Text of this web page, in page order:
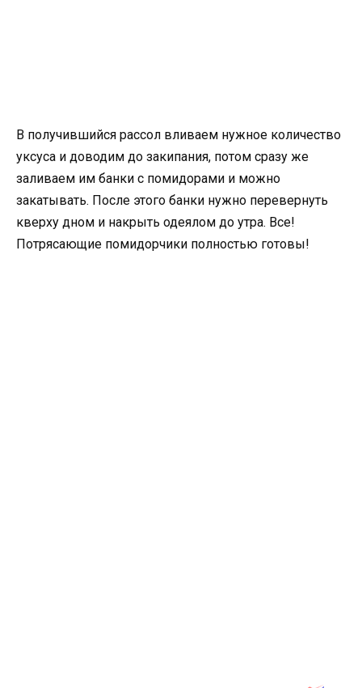
В получившийся рассол вливаем нужное количество
уксуса и доводим до закипания, потом сразу же
заливаем им банки с помидорами и можно
закатывать. После этого банки нужно перевернуть
кверху дном и накрыть одеялом до утра. Все!
Потрясающие помидорчики полностью готовы!